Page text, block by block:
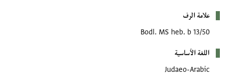
علامة الرف
Bodl. MS heb. b 13/50
اللغة الأساسية
Judaeo-Arabic